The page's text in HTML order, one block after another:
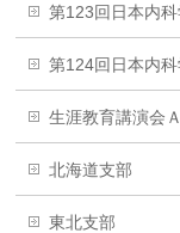
第123回日本内
第124回日本内
生涯教育講演会
北海道支部
東北支部